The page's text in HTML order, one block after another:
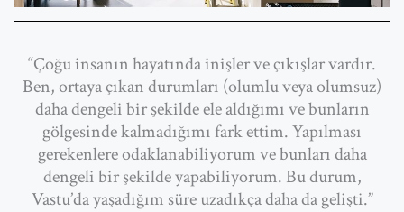
“Çoğu insanın hayatında inişler ve çıkışlar vardır.
Ben, ortaya çıkan durumları (olumlu veya olumsuz)
daha dengeli bir şekilde ele aldığımı ve bunların
gölgesinde kalmadığımı fark ettim. Yapılması
gerekenlere odaklanabiliyorum ve bunları daha
dengeli bir şekilde yapabiliyorum. Bu durum,
Vastu’da yaşadığım süre uzadıkça daha da gelişti.”